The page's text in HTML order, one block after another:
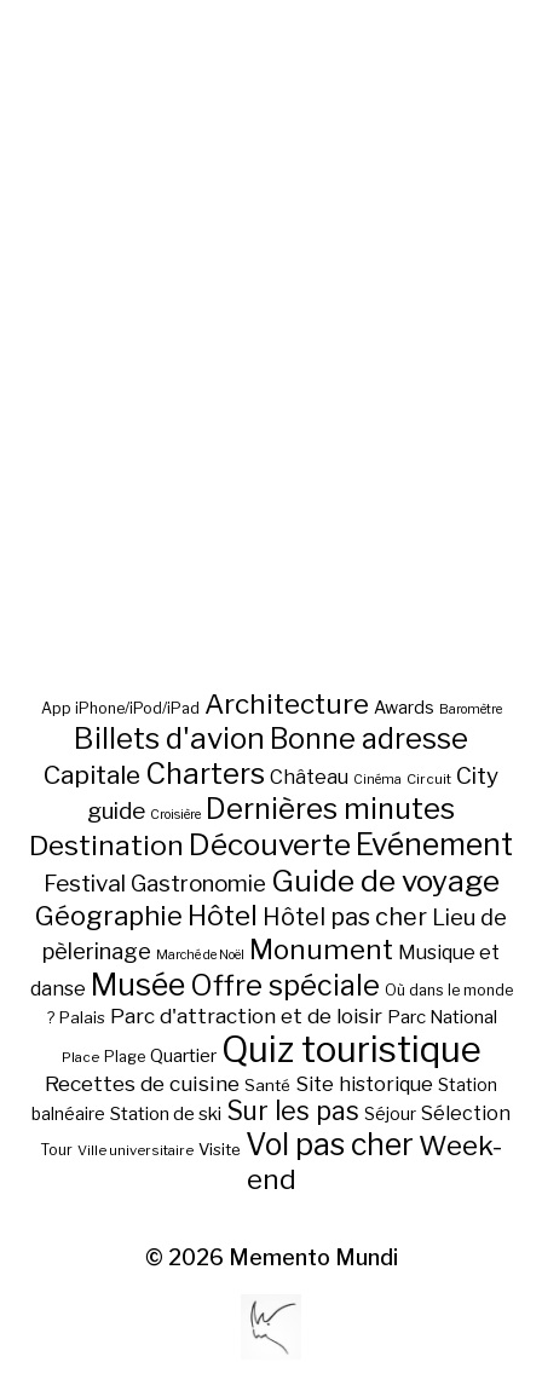
App iPhone/iPod/iPad Architecture Awards Baromètre
Billets d'avion Bonne adresse
Capitale Charters Château Cinéma Circuit City
guide Croisière Dernières minutes
Destination Découverte Evénement
Festival Gastronomie Guide de voyage
Géographie Hôtel Hôtel pas cher Lieu de
pèlerinage Marché de Noël Monument Musique et
danse Musée Offre spéciale Où dans le monde
? Palais Parc d'attraction et de loisir Parc National
Place Plage Quartier Quiz touristique
Recettes de cuisine Santé Site historique Station
balnéaire Station de ski Sur les pas Séjour Sélection
Tour Ville universitaire Visite Vol pas cher Week-
end
© 2026 Memento Mundi